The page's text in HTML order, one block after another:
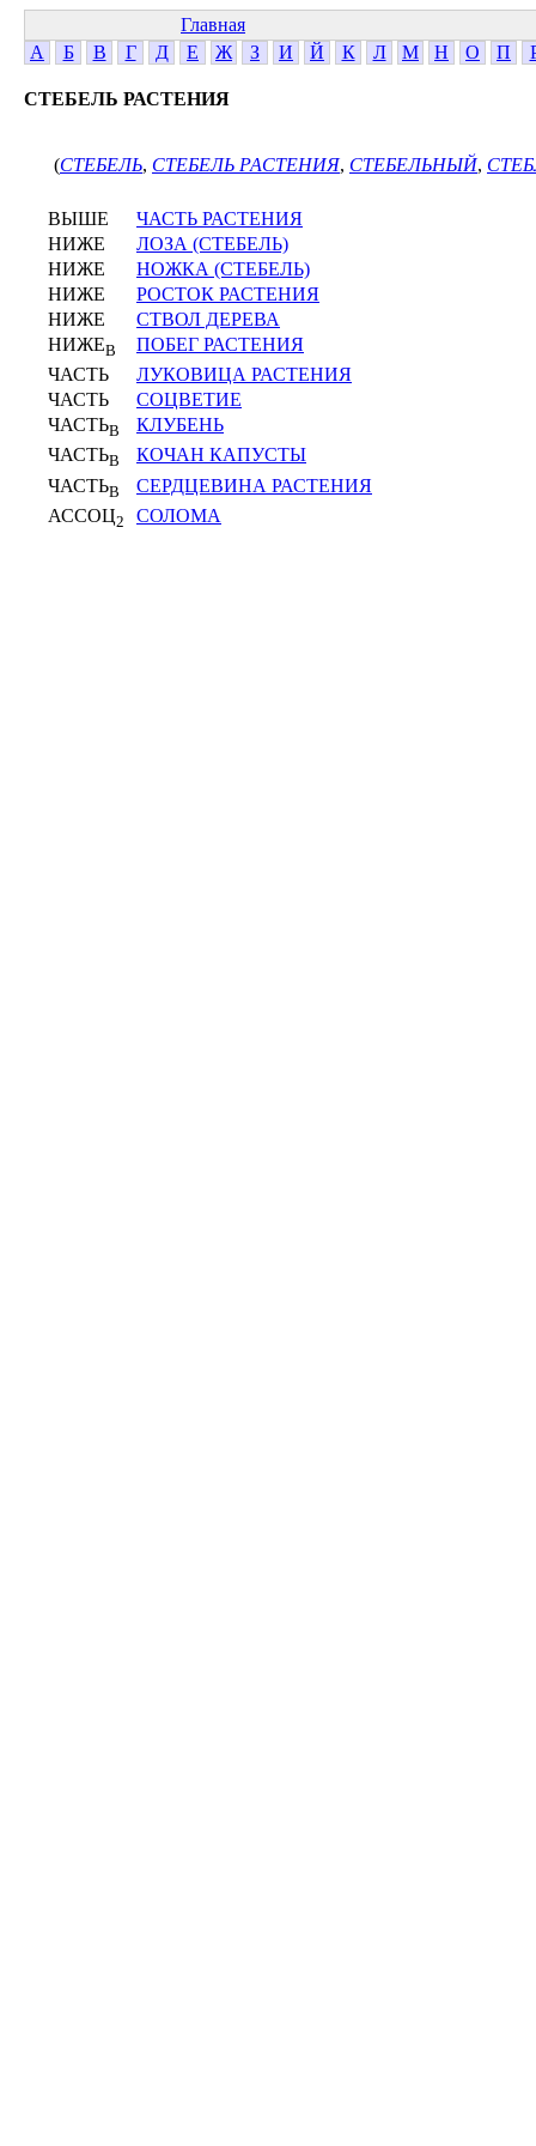
Главная
А
Б В Г Д Е Ж З И Й К Л М Н О П
СТЕБЕЛЬ РАСТЕНИЯ
(СТЕБЕЛЬ, СТЕБЕЛЬ РАСТЕНИЯ, СТЕБЕЛЬНЫЙ,
ВЫШЕ
ЧАСТЬ РАСТЕНИЯ
НИЖЕ
ЛОЗА (СТЕБЕЛЬ)
НИЖЕ
НОЖКА (СТЕБЕЛЬ)
НИЖЕ
РОСТОК РАСТЕНИЯ
НИЖЕ
СТВОЛ ДЕРЕВА
НИЖЕВ
ПОБЕГ РАСТЕНИЯ
ЧАСТЬ
ЛУКОВИЦА РАСТЕНИЯ
ЧАСТЬ
СОЦВЕТИЕ
ЧАСТЬВ
КЛУБЕНЬ
ЧАСТЬВ
КОЧАН КАПУСТЫ
ЧАСТЬВ
СЕРДЦЕВИНА РАСТЕНИЯ
АССОЦ2 СОЛОМА